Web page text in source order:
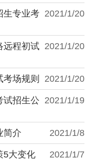
2021/1/20
生专业考
2021/1/20
远程初试
2021/1/20
场规则
2021/1/19
试招生公
2021/1/8
简介
2021/1/7
5大变化